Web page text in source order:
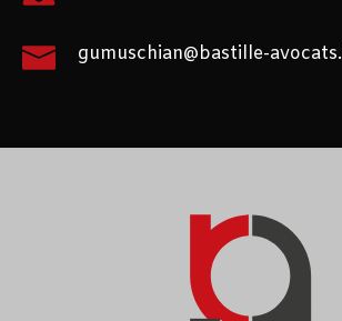
gumuschian@bastille-